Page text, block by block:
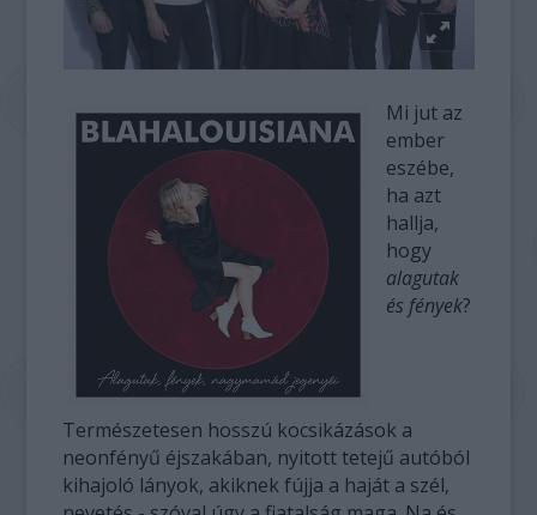
Mi jut az
ember
eszébe,
ha azt
hallja,
hogy
alagutak
és fények?
Természetesen hosszú kocsikázások a
neonfényű éjszakában, nyitott tetejű autóból
kihajoló lányok, akiknek fújja a haját a szél,